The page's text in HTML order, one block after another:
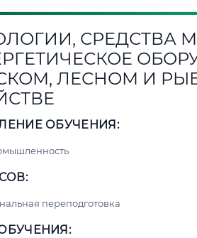
СРЕДСТВА
ЛЕСНОМ И
ОБУЧЕНИЯ:
переподготовка